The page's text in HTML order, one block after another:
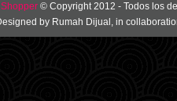
© Copyright 2012 - Todos los
by Rumah Dijual , in